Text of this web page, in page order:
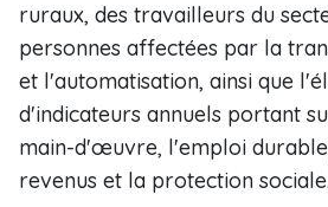
ruraux, des travailleurs du
personnes affectées par la
et l'automatisation, ainsi que
d'indicateurs annuels portant
main-d'œuvre, l'emploi
revenus et la protection sociale.